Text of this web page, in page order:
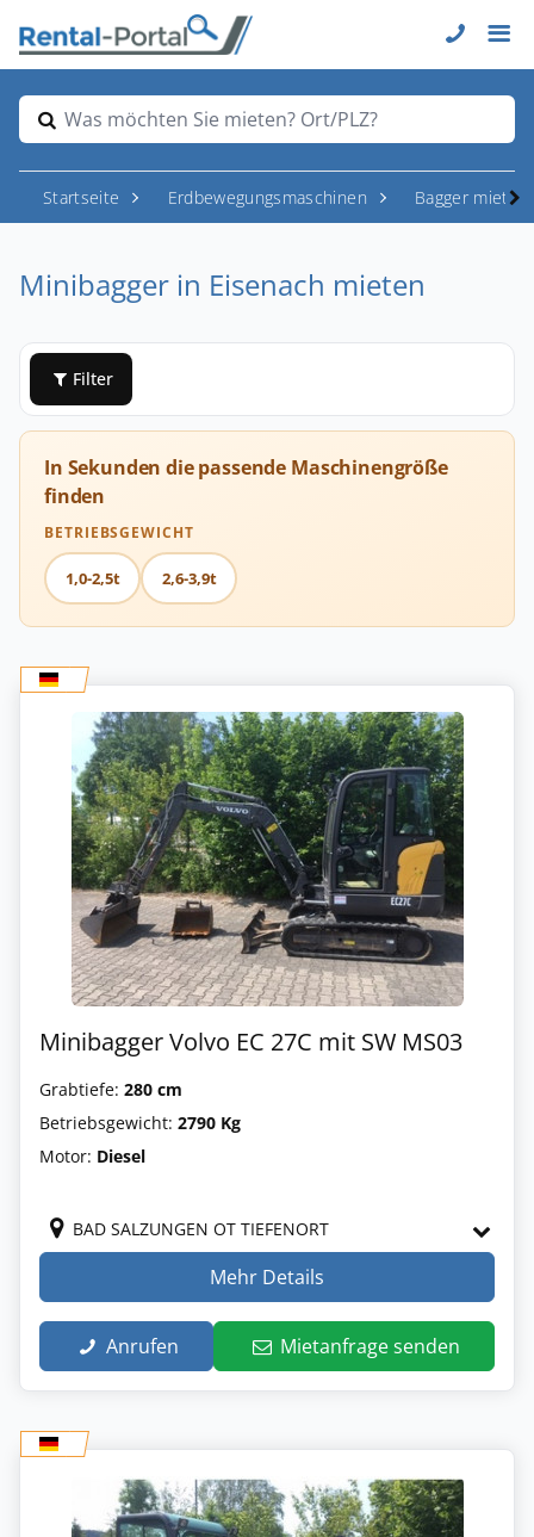
Was möchten Sie mieten? Ort/PLZ?
Startseite Erdbewegungsmaschinen Bagger mieten
Minibagger in Eisenach mieten
Filter
In Sekunden die passende Maschinengröße
finden
BETRIEBSGEWICHT
1,0-2,5t 2,6-3,9t
Minibagger Volvo EC 27C mit SW MS03
Grabtiefe: 280 cm
Betriebsgewicht: 2790 Kg
Motor: Diesel
BAD SALZUNGEN OT TIEFENORT
Mehr Details
Anrufen Mietanfrage senden